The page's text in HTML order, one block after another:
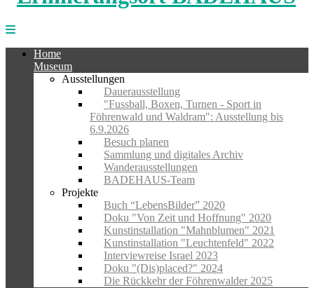
Home
Museum
Ausstellungen
Dauerausstellung
"Fussball, Boxen, Turnen - Sport in
Föhrenwald und Waldram": Ausstellung bis
6.9.2026
Besuch planen
Sammlung und digitales Archiv
Wanderausstellungen
BADEHAUS-Team
Projekte
Buch “LebensBilder” 2020
Doku "Von Zeit und Hoffnung" 2020
Kunstinstallation "Mahnblumen" 2021
Kunstinstallation "Leuchtenfeld" 2022
Interviewreise Israel 2023
Doku "(Dis)placed?" 2024
Die Rückkehr der Föhrenwalder 2025